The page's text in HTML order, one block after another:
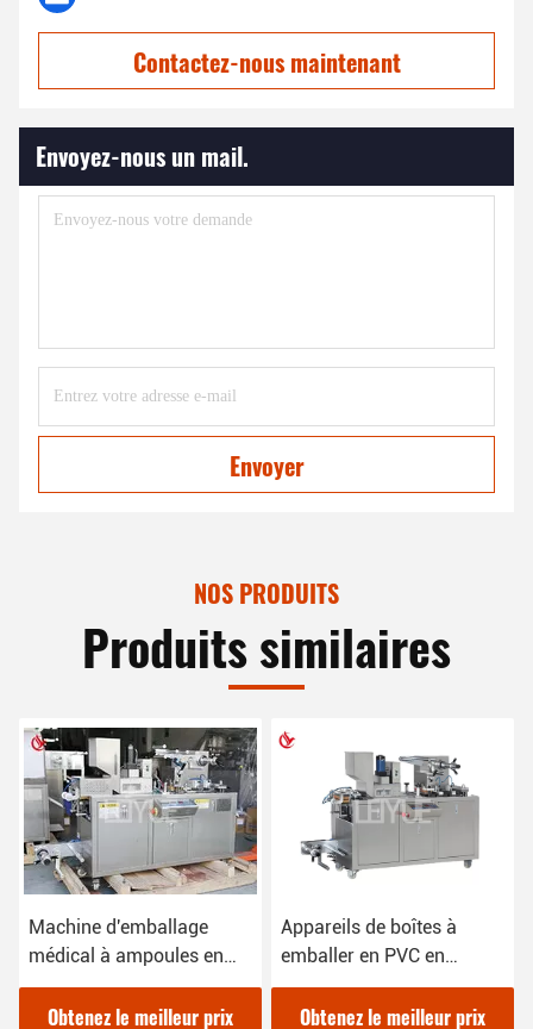
Contactez-nous maintenant
Envoyez-nous un mail.
Envoyer
NOS PRODUITS
Produits similaires
Machine d'emballage
médical à ampoules en
alu 220V dans les
emballages de pharmacie
Obtenez le meilleur prix
Appareils de boîtes à
emballer en PVC en
alliage de médecine 2,4
kWObtenez le meilleur prix